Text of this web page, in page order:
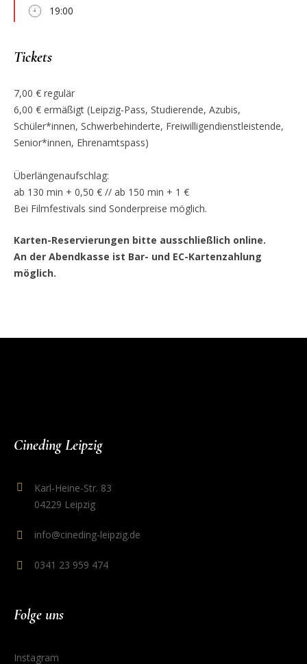
19:00
Tickets
7,00 € regulär
6,00 € ermäßigt (Leipzig-Pass, Studierende, Azubis,
Schüler*innen, Schwerbehinderte, Freiwilligendienstleistende,
Senior*innen, Ehrenamtspass)
Überlängenaufschlag:
ab 130 min + 0,50 € // ab 150 min + 1 €
Bei Filmfestivals sind Sonderpreise möglich.
Karten-Reservierungen bitte ausschließlich online.
An der Abendkasse ist Bar- und EC-Kartenzahlung
möglich.
Cineding Leipzig
Karl-Heine-Str. 83
04229 Leipzig
info@cineding-leipzig.de
0341 23 959 474
Folge uns
Instagram